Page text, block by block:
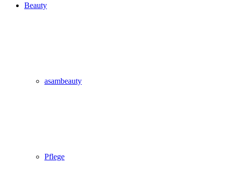
Beauty
asambeauty
Pflege